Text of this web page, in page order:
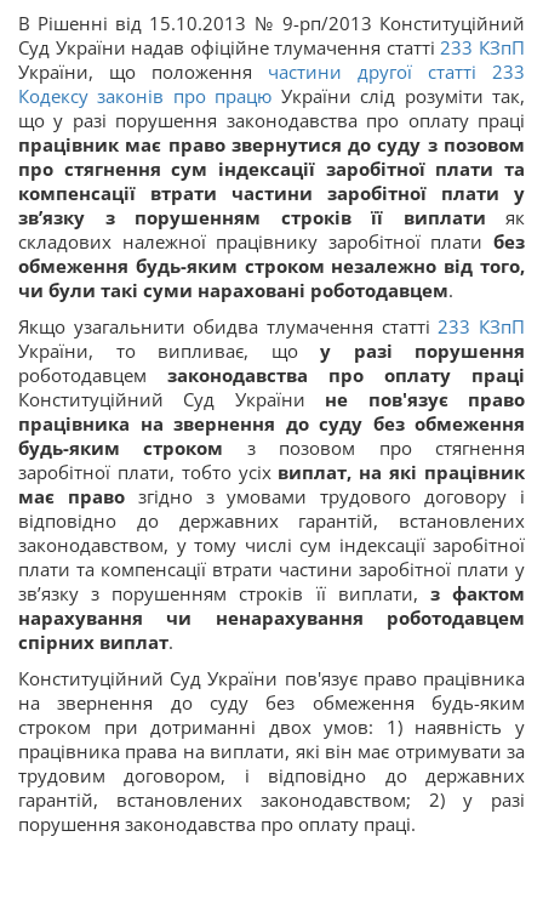
В Рішенні від 15.10.2013 № 9-рп/2013 Конституційний
Суд України надав офіційне тлумачення статті 233 КЗпП
України, що положення частини другої статті 233
Кодексу законів про працю України слід розуміти так,
що у разі порушення законодавства про оплату праці
працівник має право звернутися до суду з позовом
про стягнення сум індексації заробітної плати та
компенсації втрати частини заробітної плати у
зв’язку з порушенням строків її виплати як
складових належної працівнику заробітної плати без
обмеження будь-яким строком незалежно від того,
чи були такі суми нараховані роботодавцем.
Якщо узагальнити обидва тлумачення статті 233 КЗпП
України, то випливає, що у разі порушення
роботодавцем законодавства про оплату праці
Конституційний Суд України не пов'язує право
працівника на звернення до суду без обмеження
будь-яким строком з позовом про стягнення
заробітної плати, тобто усіх виплат, на які працівник
має правозгідно з умовами трудового договору і
відповідно до державних гарантій, встановлених
законодавством, у тому числі сум індексації заробітної
плати та компенсації втрати частини заробітної плати у
зв’язку з порушенням строків її виплати, з фактом
нарахування чи ненарахування роботодавцем
спірних виплат.
Конституційний Суд України пов'язує право працівника
на звернення до суду без обмеження будь-яким
строком при дотриманні двох умов: 1) наявність у
працівника права на виплати, які він має отримувати за
трудовим договором, і відповідно до державних
гарантій, встановлених законодавством; 2) у разі
порушення законодавства про оплату праці.